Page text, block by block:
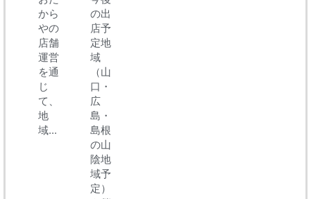
から
やの
店舗
運営
を通
じ
て、
地
域...
の出
店予
定地
域
（山
口・
広
島・
島根
の山
陰地
域予
定）